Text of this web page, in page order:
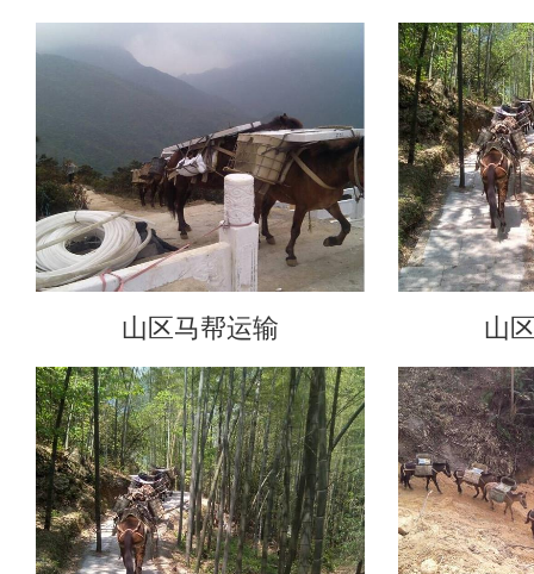
山区马帮运输 山